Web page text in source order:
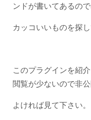
ンドが書いてあるので
カッコいいものを探し
このプラグインを紹
閲覧が少ないので非
よければ見て下さい。